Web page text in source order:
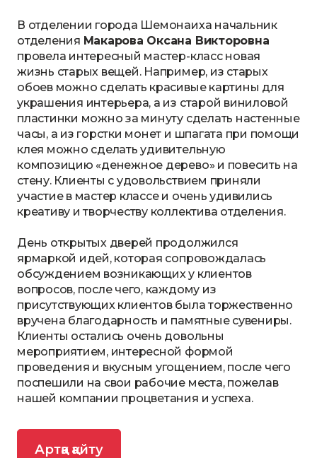
В отделении города Шемонаиха начальник
отделения Макарова Оксана Викторовна
провела интересный мастер-класс новая
жизнь старых вещей. Например, из старых
обоев можно сделать красивые картины для
украшения интерьера, а из старой виниловой
пластинки можно за минуту сделать настенные
часы, а из горстки монет и шпагата при помощи
клея можно сделать удивительную
композицию «денежное дерево» и повесить на
стену. Клиенты с удовольствием приняли
участие в мастер классе и очень удивились
креативу и творчеству коллектива отделения.
День открытых дверей продолжился
ярмаркой идей, которая сопровождалась
обсуждением возникающих у клиентов
вопросов, после чего, каждому из
присутствующих клиентов была торжественно
вручена благодарность и памятные сувениры.
Клиенты остались очень довольны
мероприятием, интересной формой
проведения и вкусным угощением, после чего
поспешили на свои рабочие места, пожелав
нашей компании процветания и успеха.
Артқа қайту